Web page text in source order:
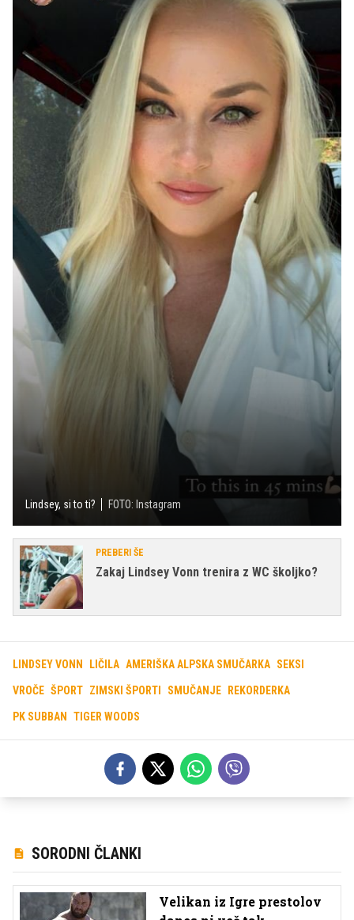
Lindsey, si to ti? FOTO: Instagram
PREBERI ŠE
Zakaj Lindsey Vonn trenira z WC školjko?
LINDSEY VONN LIČILA AMERIŠKA ALPSKA SMUČARKA SEKSI
VROČE ŠPORT ZIMSKI ŠPORTI SMUČANJE REKORDERKA
PK SUBBAN TIGER WOODS
SORODNI ČLANKI
Velikan iz Igre prestolov